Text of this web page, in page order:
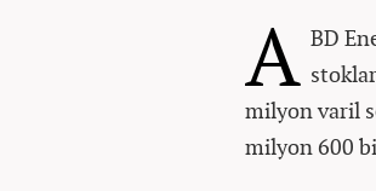
A BD
milyon varil
milyon 600